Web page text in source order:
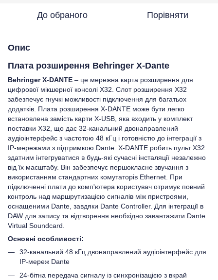
До обраного Порівняти
Опис
Плата розширення Behringer X-Dante
Behringer X-DANTE – це мережна карта розширення для
цифрової мікшерної консолі Х32. Слот розширення X32
забезпечує гнучкі можливості підключення для багатьох
додатків. Плата розширення X-DANTE може бути легко
встановлена ​​замість карти X-USB, яка входить у комплект
поставки X32, що дає 32-канальний двонаправлений
аудіоінтерфейс з частотою 48 кГц і готовністю до інтеграції з
IP-мережами з підтримкою Dante. X-DANTE робить пульт Х32
здатним інтегруватися в будь-які сучасні інсталяції незалежно
від їх масштабу. Він забезпечує першокласне звучання з
використанням стандартних комутаторів Ethernet. При
підключенні плати до комп'ютера користувач отримує повний
контроль над маршрутизацією сигналів між пристроями,
оснащеними Dante, завдяки Dante Controller. Для інтеграції в
DAW для запису та відтворення необхідно завантажити Dante
Virtual Soundcard.
Основні особливості:
32-канальний 48 кГц двонаправлений аудіоінтерфейс для
IP-мереж Dante
24-бітна передача сигналу із синхронізацією з вкрай